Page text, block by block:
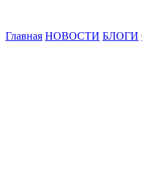
Главная НОВОСТИ БЛОГИ